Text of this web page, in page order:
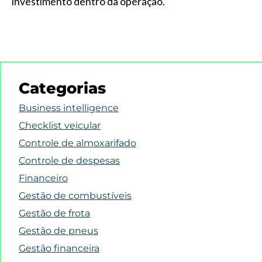
Categorias
Business intelligence
Checklist veicular
Controle de almoxarifado
Controle de despesas
Financeiro
Gestão de combustíveis
Gestão de frota
Gestão de pneus
Gestão financeira